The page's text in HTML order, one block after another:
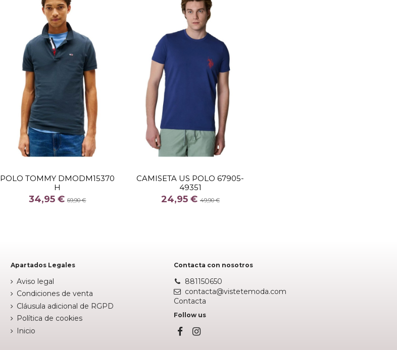
POLO TOMMY DMODM15370
H
34,95 €69,90 €
COLOR
CAMISETA US POLO 67905-
49351
24,95 €49,90 €
TALLA
COLOR
AZUL
Apartados Legales
Aviso legal
Condiciones de venta
Cláusula adicional de RGPD
Política de cookies
Inicio
Contacta con nosotros
881150650
contacta@vistetemoda.com
Contacta
Follow us